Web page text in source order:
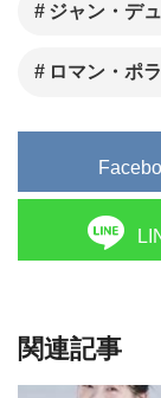
ジャン・デ
ロマン・ポ
関連記事